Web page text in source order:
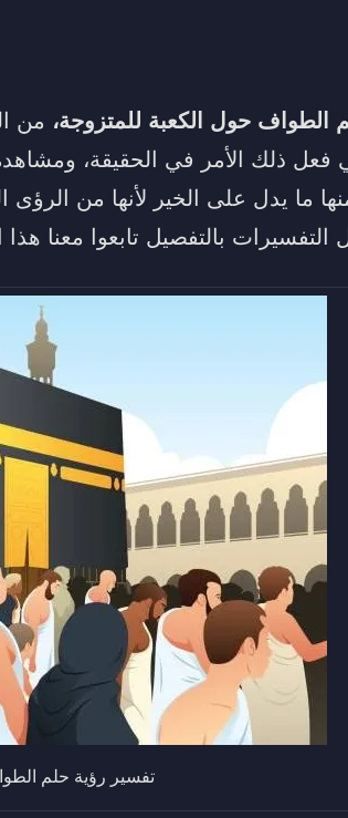
الطواف حول الكعبة للمتزوجة، من
فعل ذلك الأمر في الحقيقة،
منها ما يدل على الخير لأنها من
التفسيرات بالتفصيل تابعوا معنا هذا
تفسير رؤية حلم